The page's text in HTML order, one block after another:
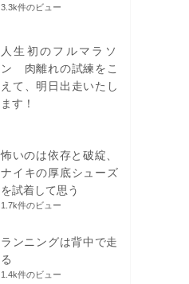
3.3k件のビュー
人生初のフルマラソ
ン 肉離れの試練をこ
えて、明日出走いたし
ます！
怖いのは依存と破綻、
ナイキの厚底シューズ
を試着して思う
1.7k件のビュー
ランニングは背中で走
る
1.4k件のビュー